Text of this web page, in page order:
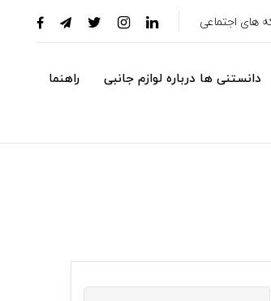
های اجتماعی
دانستنی ها درباره لوازم جانبی راهنما